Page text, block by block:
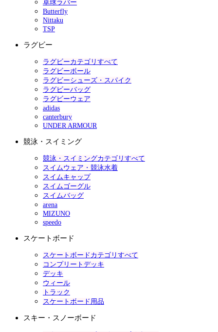
卓球ラバー
Butterfly
Nittaku
TSP
ラグビー
ラグビーカテゴリすべて
ラグビーボール
ラグビーシューズ・スパイク
ラグビーバッグ
ラグビーウェア
adidas
canterbury
UNDER ARMOUR
競泳・スイミング
競泳・スイミングカテゴリすべて
スイムウェア・競泳水着
スイムキャップ
スイムゴーグル
スイムバッグ
arena
MIZUNO
speedo
スケートボード
スケートボードカテゴリすべて
コンプリートデッキ
デッキ
ウィール
トラック
スケートボード用品
スキー・スノーボード